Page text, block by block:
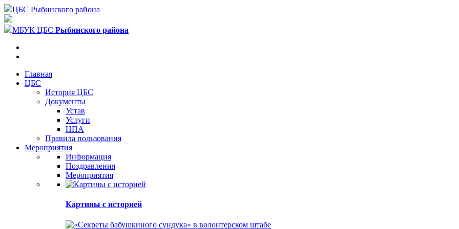
ЦБС Рыбинского района
МБУК ЦБС Рыбинского района
Главная
ЦБС
История ЦБС
Документы
Устав
Услуги
НПА
Правила пользования
Мероприятия
Информация
Поздравления
Мероприятия
Картины с историей